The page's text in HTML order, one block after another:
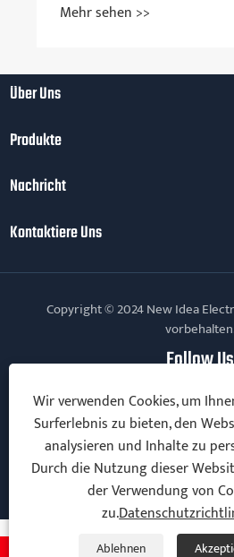
Mehr sehen >>
Über Uns
Produkte
Nachricht
Kontaktiere Uns
Copyright © 2024 New Idea
Follow Us
Links Sitemap RSS XML
Wir verwenden Cookies, um
Surferlebnis zu bieten, den
analysieren und Inhalte zu
Durch die Nutzung dieser
der Verwendung von
zu.
Ablehnen